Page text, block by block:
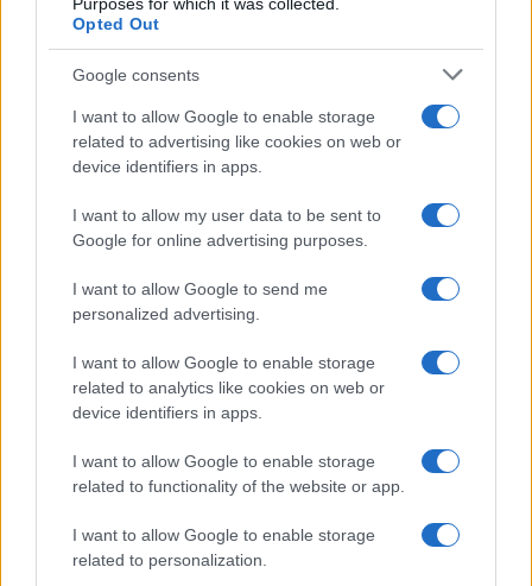
Opted Out
Google consents
I want to allow Google to enable storage
related to advertising like cookies on web or
device identifiers in apps.
I want to allow my user data to be sent to
Google for online advertising purposes.
I want to allow Google to send me
personalized advertising.
I want to allow Google to enable storage
related to analytics like cookies on web or
device identifiers in apps.
I want to allow Google to enable storage
related to functionality of the website or app.
I want to allow Google to enable storage
related to personalization.
b
o
o
k
te
r st
p
p
NOTIZIE RECENTI
Incendi, a San Pasquale arriva il Campo Base:
l’inaugurazione
Andrea Mura conquista Palau: grande
partecipazione per il suo racconto
Calangianus, allarme sul centro accoglienza
minori, Albieri: “Episodi gravissimi”
Gallura, finti clienti svuotano le suite: furto da
50mila nel resort